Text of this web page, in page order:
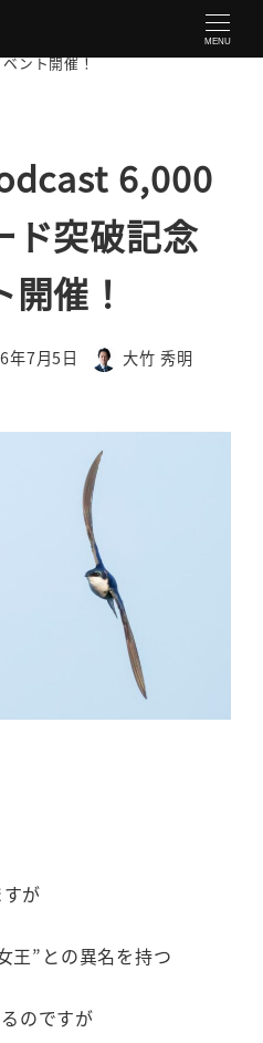
MENU
10/28(土) Podcast 6,000回
ント開催！
6,000
ド突破記念
催！
年7月5日
著
大竹 秀明
が
王”との異名を持つ
のですが